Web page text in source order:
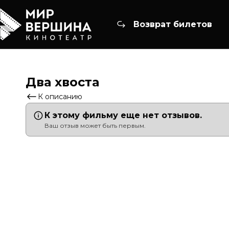
Возврат билетов
Два хвоста
К описанию
К этому фильму еще нет отзывов.
Ваш отзыв может быть первым.